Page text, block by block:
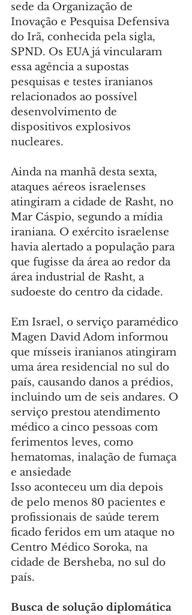
sede da Organização de
Inovação e Pesquisa Defensiva
do Irã, conhecida pela sigla,
SPND. Os EUA já vincularam
essa agência a supostas
pesquisas e testes iranianos
relacionados ao possível
desenvolvimento de
dispositivos explosivos
nucleares.
Ainda na manhã desta sexta,
ataques aéreos israelenses
atingiram a cidade de Rasht, no
Mar Cáspio, segundo a mídia
iraniana. O exército israelense
havia alertado a população para
que fugisse da área ao redor da
área industrial de Rasht, a
sudoeste do centro da cidade.
Em Israel, o serviço paramédico
Magen David Adom informou
que mísseis iranianos atingiram
uma área residencial no sul do
país, causando danos a prédios,
incluindo um de seis andares. O
serviço prestou atendimento
médico a cinco pessoas com
ferimentos leves, como
hematomas, inalação de fumaça
e ansiedade
Isso aconteceu um dia depois
de pelo menos 80 pacientes e
profissionais de saúde terem
ficado feridos em um ataque no
Centro Médico Soroka, na
cidade de Bersheba, no sul do
país.
Busca de solução diplomática